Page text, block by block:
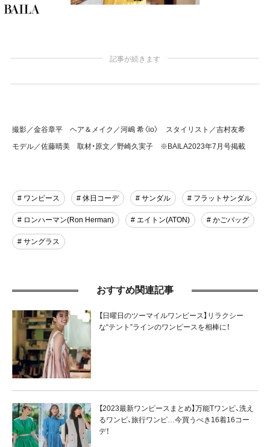
記事が続きます
撮影／金谷章平 ヘア＆メイク／河嶋 希〈io〉 スタイリスト／吉村友希
モデル／佐藤晴美 取材・原文／野崎久実子 ※BAILA2023年7月号掲載
# ワンピース # 休日コーデ # サンダル # フラットサンダル
# ロンハーマン(Ron Herman) # エイトン(ATON) # かごバッグ
# サングラス
おすすめ関連記事
【日曜日のツーマイルワンピース】リラクシー
な“テント”ラインのワンピースを相棒に！
【2023最新ワンピースまとめ】万能Tワンピ、洗え
るワンピ、旅行ワンピ…今買うべき16着16コー
デ！